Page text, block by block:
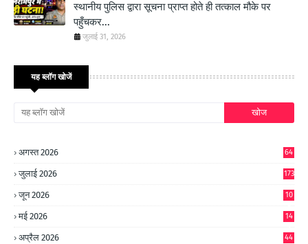
स्थानीय पुलिस द्वारा सूचना प्राप्त होते ही तत्काल मौके पर
पहुँचकर...
जुलाई 31, 2026
यह ब्लॉग खोजें
अगस्त 2026 64
जुलाई 2026 173
जून 2026
10
मई 2026
14
अप्रैल 2026 44